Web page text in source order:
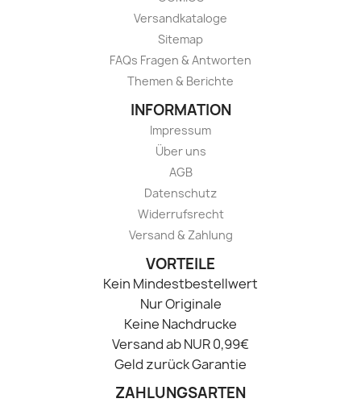
Versandkataloge
Sitemap
FAQs Fragen & Antworten
Themen & Berichte
INFORMATION
Impressum
Über uns
AGB
Datenschutz
Widerrufsrecht
Versand & Zahlung
VORTEILE
Kein Mindestbestellwert
Nur Originale
Keine Nachdrucke
Versand ab NUR 0,99€
Geld zurück Garantie
ZAHLUNGSARTEN